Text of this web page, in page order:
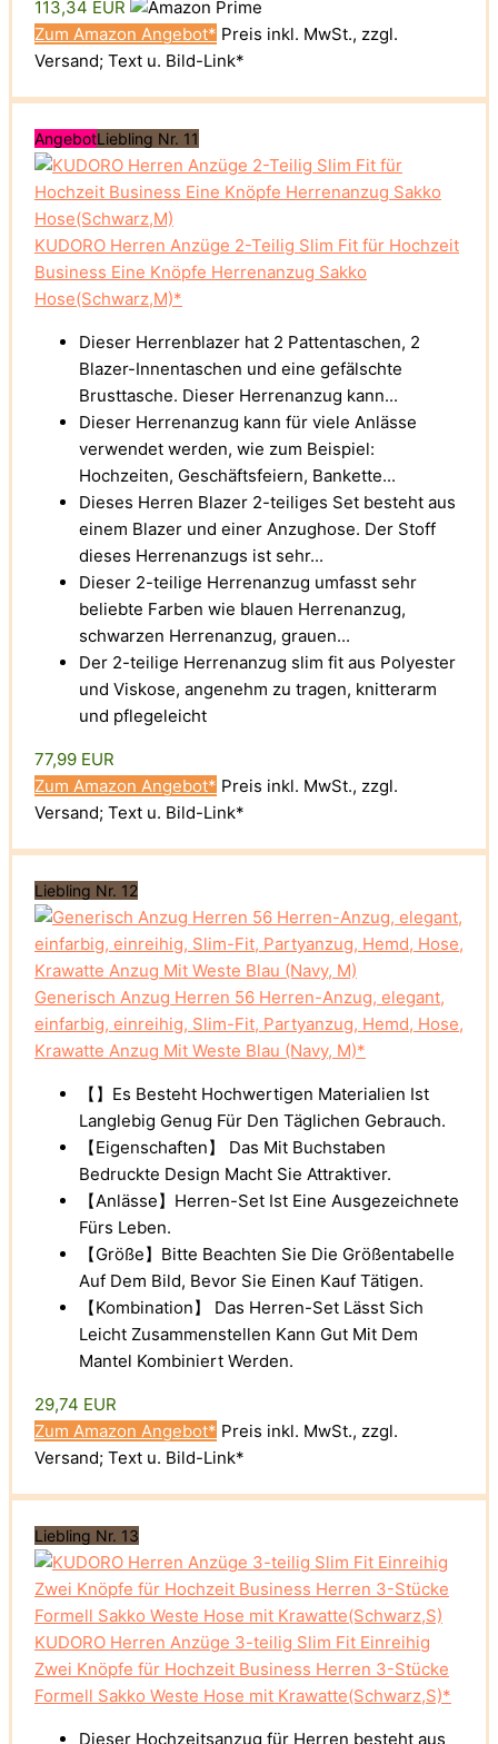
113,34 EUR
Zum Amazon Angebot* Preis inkl. MwSt., zzgl.
Versand; Text u. Bild-Link*
AngebotLiebling Nr. 11
KUDORO Herren Anzüge 2-Teilig Slim Fit für Hochzeit
Business Eine Knöpfe Herrenanzug Sakko
Hose(Schwarz,M)*
Dieser Herrenblazer hat 2 Pattentaschen, 2
Blazer-Innentaschen und eine gefälschte
Brusttasche. Dieser Herrenanzug kann...
Dieser Herrenanzug kann für viele Anlässe
verwendet werden, wie zum Beispiel:
Hochzeiten, Geschäftsfeiern, Bankette...
Dieses Herren Blazer 2-teiliges Set besteht aus
einem Blazer und einer Anzughose. Der Stoff
dieses Herrenanzugs ist sehr...
Dieser 2-teilige Herrenanzug umfasst sehr
beliebte Farben wie blauen Herrenanzug,
schwarzen Herrenanzug, grauen...
Der 2-teilige Herrenanzug slim fit aus Polyester
und Viskose, angenehm zu tragen, knitterarm
und pflegeleicht
77,99 EUR
Zum Amazon Angebot* Preis inkl. MwSt., zzgl.
Versand; Text u. Bild-Link*
Liebling Nr. 12
Generisch Anzug Herren 56 Herren-Anzug, elegant,
einfarbig, einreihig, Slim-Fit, Partyanzug, Hemd, Hose,
Krawatte Anzug Mit Weste Blau (Navy, M)*
【】Es Besteht Hochwertigen Materialien Ist
Langlebig Genug Für Den Täglichen Gebrauch.
【Eigenschaften】 Das Mit Buchstaben
Bedruckte Design Macht Sie Attraktiver.
【Anlässe】Herren-Set Ist Eine Ausgezeichnete
Fürs Leben.
【Größe】Bitte Beachten Sie Die Größentabelle
Auf Dem Bild, Bevor Sie Einen Kauf Tätigen.
【Kombination】 Das Herren-Set Lässt Sich
Leicht Zusammenstellen Kann Gut Mit Dem
Mantel Kombiniert Werden.
29,74 EUR
Zum Amazon Angebot* Preis inkl. MwSt., zzgl.
Versand; Text u. Bild-Link*
Liebling Nr. 13
KUDORO Herren Anzüge 3-teilig Slim Fit Einreihig
Zwei Knöpfe für Hochzeit Business Herren 3-Stücke
Formell Sakko Weste Hose mit Krawatte(Schwarz,S)*
Dieser Hochzeitsanzug für Herren besteht aus